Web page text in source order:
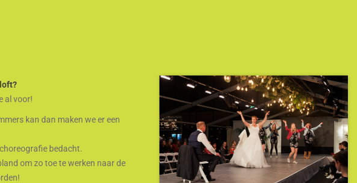
al voor!
kan dan maken we er een
bedacht.
om zo toe te werken naar de